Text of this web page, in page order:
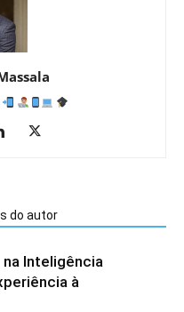
do autor
na Inteligência
à